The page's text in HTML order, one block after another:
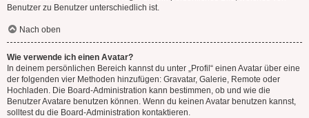
Benutzer zu Benutzer unterschiedlich ist.
Nach oben
Wie verwende ich einen Avatar?
In deinem persönlichen Bereich kannst du unter „Profil“ einen Avatar über eine
der folgenden vier Methoden hinzufügen: Gravatar, Galerie, Remote oder
Hochladen. Die Board-Administration kann bestimmen, ob und wie die
Benutzer Avatare benutzen können. Wenn du keinen Avatar benutzen kannst,
solltest du die Board-Administration kontaktieren.